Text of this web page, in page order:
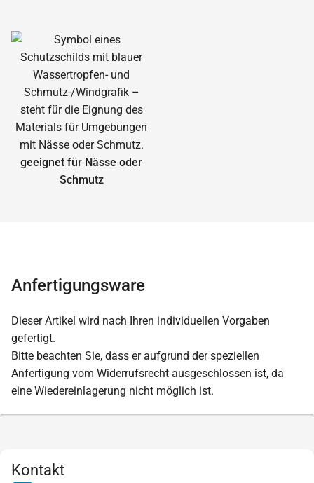
geeignet für Nässe oder
Schmutz
Anfertigungsware
Dieser Artikel wird nach Ihren individuellen Vorgaben
gefertigt.
Bitte beachten Sie, dass er aufgrund der speziellen
Anfertigung vom Widerrufsrecht ausgeschlossen ist, da
eine Wiedereinlagerung nicht möglich ist.
Kontakt